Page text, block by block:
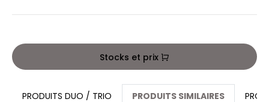
Stocks et prix
PRODUITS DUO / TRIO PRODUITS SIMILAIRES